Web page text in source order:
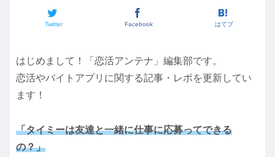
Twitter Facebook はてブ
はじめまして！「恋活アンテナ」編集部です。
恋活やバイトアプリに関する記事・レポを更新してい
ます！
「タイミーは友達と一緒に仕事に応募ってできる
の？」